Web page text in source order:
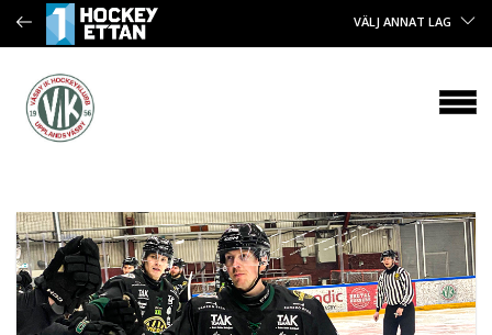
VÄLJ ANNAT LAG